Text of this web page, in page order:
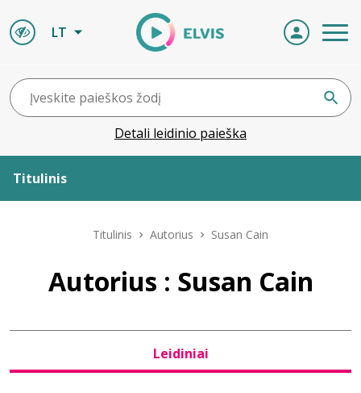
LT
Detali leidinio paieška
Titulinis
Leidiniai
Titulinis Autorius Susan Cain
Autorius : Susan Cain
Leidiniai